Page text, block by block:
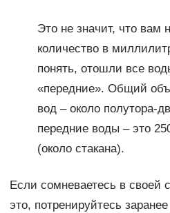
Это не значит, что вам
количество в
понять, отошли все
«передние». Общий
вод – около полутора-
передние воды – это
(около стакана).
Если сомневаетесь в своей
это, потренируйтесь